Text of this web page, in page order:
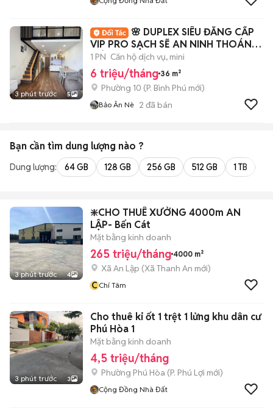
3 phút trước 5
🌸 DUPLEX SIÊU ĐẲNG CẤP
VIP PRO SẠCH SẼ AN NINH THOÁNG
MÁT 🌸
1 PN Căn hộ dịch vụ, mini
6 triệu/tháng 36 m²
Phường 10 (P. Bình Phú mới)
Bảo Ân Nè 2 đã bán
Bạn cần tìm dung lượng nào ?
Dung lượng: 64 GB 128 GB 256 GB 512 GB 1 TB
3 phút trước 4
❇️CHO THUÊ XƯỞNG 4000m AN
LẬP- Bến Cát
Mặt bằng kinh doanh
265 triệu/tháng 4000 m²
Xã An Lập (Xã Thanh An mới)
CChí Tâm
3 phút trước 3
Cho thuê ki ốt 1 trệt 1 lửng khu dân cư
Phú Hòa 1
Mặt bằng kinh doanh
4,5 triệu/tháng
Phường Phú Hòa (P. Phú Lợi mới)
Cộng Đồng Nhà Đất